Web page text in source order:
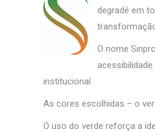
degradê em
O nome
institucional.
As cores escolhidas – o
O uso do verde reforça a